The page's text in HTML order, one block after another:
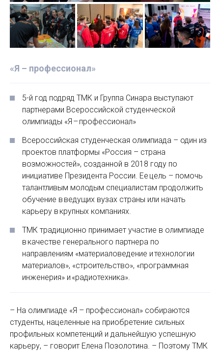
«Я – профессионал»
5-й год подряд ТМК и Группа Синара выступают
партнерами Всероссийской студенческой
олимпиады «Я – профессионал»
Всероссийская студенческая олимпиада – один из
проектов платформы «Россия – страна
возможностей», созданной в 2018 году по
инициативе Президента России. Ее цель – помочь
талантливым молодым специалистам продолжить
обучение в ведущих вузах страны или начать
карьеру в крупных компаниях.
ТМК традиционно принимает участие в олимпиаде
в качестве генерального партнера по
направлениям «материаловедение и технологии
материалов», «строительство», «программная
инженерия» и «радиотехника».
– На олимпиаде «Я – профессионал» собираются
студенты, нацеленные на приобретение сильных
профильных компетенций и дальнейшую успешную
карьеру, – говорит Елена Позолотина. – Поэтому ТМК